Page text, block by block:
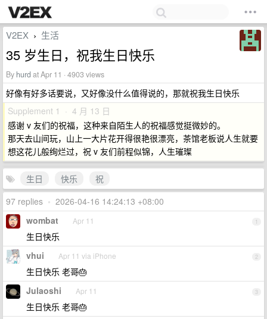
V2EX › 生活
35 岁生日，祝我生日快乐
By hurd at Apr 11 · 4903 views
好像有好多话要说，又好像没什么值得说的，那就祝我生日快乐
Supplement 1 · 4 月 13 日
感谢 v 友们的祝福，这种来自陌生人的祝福感觉挺微妙的。
那天去山间玩，山上一大片花开得很艳很漂亮，茶馆老板说人生就要
想这花儿般绚烂过，祝 v 友们前程似锦，人生璀璨
生日 快乐
祝
97 replies • 2026-04-16 14:24:13 +08:00
1
wombat Apr 11
生日快乐
2
vhui Apr 11 via iPhone
生日快乐 老哥🎂
3
Julaoshi Apr 11
生日快乐 老哥🎂